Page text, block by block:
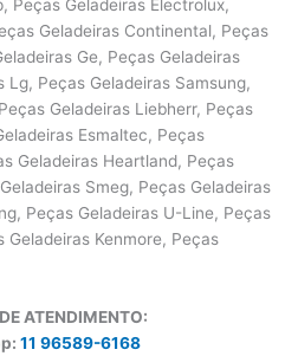
Peças Geladeiras Electrolux,
Geladeiras Continental, Peças
Ge, Peças Geladeiras
Lg, Peças Geladeiras Samsung,
Geladeiras Liebherr, Peças
Esmaltec, Peças
Geladeiras Heartland, Peças
Smeg, Peças Geladeiras
Peças Geladeiras U-Line, Peças
Geladeiras Kenmore, Peças
ATENDIMENTO:
11 96589-6168